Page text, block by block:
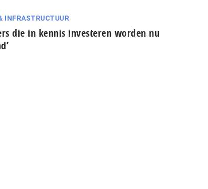
INFRASTRUCTUUR
die in kennis investeren worden nu